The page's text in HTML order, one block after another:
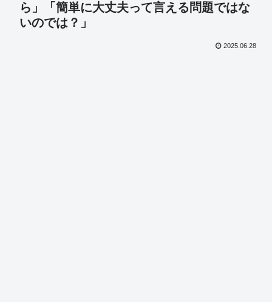
ら」「簡単に大丈夫って言える問題ではな
いのでは？」
2025.06.28